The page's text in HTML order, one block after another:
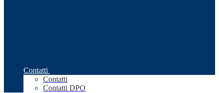
Contatti
Contatti
Contatti DPO